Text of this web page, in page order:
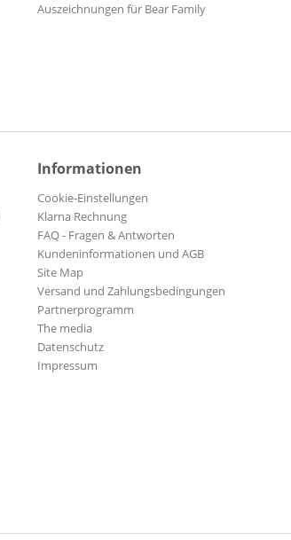
Auszeichnungen für Bear Family
Informationen
Cookie-Einstellungen
Klarna Rechnung
FAQ - Fragen & Antworten
Kundeninformationen und AGB
Site Map
Versand und Zahlungsbedingungen
Partnerprogramm
The media
Datenschutz
Impressum